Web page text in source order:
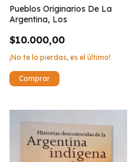
Pueblos Originarios De La
Argentina, Los
$10.000,00
¡No te lo pierdas, es el último!